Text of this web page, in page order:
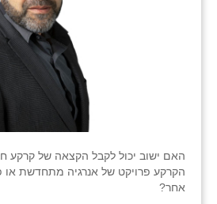
האם ישוב יכול לקבל הקצאה של קרקע
הקרקע פרויקט של אנרגיה מתחדשת או
אחר?